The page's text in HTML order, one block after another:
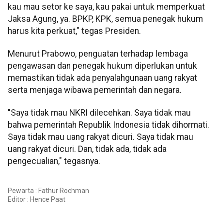
kau mau setor ke saya, kau pakai untuk memperkuat
Jaksa Agung, ya. BPKP, KPK, semua penegak hukum
harus kita perkuat," tegas Presiden.
Menurut Prabowo, penguatan terhadap lembaga
pengawasan dan penegak hukum diperlukan untuk
memastikan tidak ada penyalahgunaan uang rakyat
serta menjaga wibawa pemerintah dan negara.
"Saya tidak mau NKRI dilecehkan. Saya tidak mau
bahwa pemerintah Republik Indonesia tidak dihormati.
Saya tidak mau uang rakyat dicuri. Saya tidak mau
uang rakyat dicuri. Dan, tidak ada, tidak ada
pengecualian," tegasnya.
Pewarta : Fathur Rochman
Editor : Hence Paat